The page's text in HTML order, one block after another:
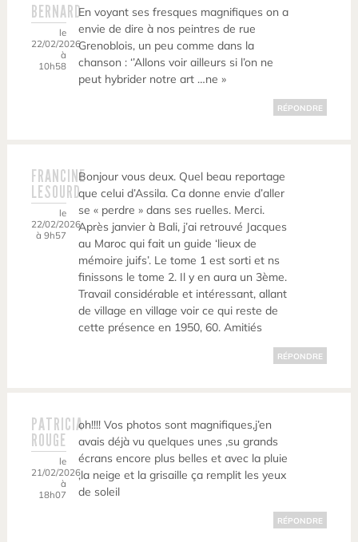
BERNARD
le
22/02/2026
à
10h58
En voyant ses fresques magnifiques on a
envie de dire à nos peintres de rue
Grenoblois, un peu comme dans la
chanson : ‘’Allons voir ailleurs si l’on ne
peut hybrider notre art …ne »
RÉPONDRE
FRANCINE
LESOURD
le
22/02/2026
à 9h57
Bonjour vous deux. Quel beau reportage
que celui d’Assila. Ca donne envie d’aller
se « perdre » dans ses ruelles. Merci.
Après janvier à Bali, j’ai retrouvé Jacques
au Maroc qui fait un guide ‘lieux de
mémoire juifs’. Le tome 1 est sorti et ns
finissons le tome 2. Il y en aura un 3ème.
Travail considérable et intéressant, allant
de village en village voir ce qui reste de
cette présence en 1950, 60. Amitiés
RÉPONDRE
PATRICIA
ROUGE
le
21/02/2026
à
18h07
oh!!!! Vos photos sont magnifiques,j’en
avais déjà vu quelques unes ,su grands
écrans encore plus belles et avec la pluie
,la neige et la grisaille ça remplit les yeux
de soleil
RÉPONDRE